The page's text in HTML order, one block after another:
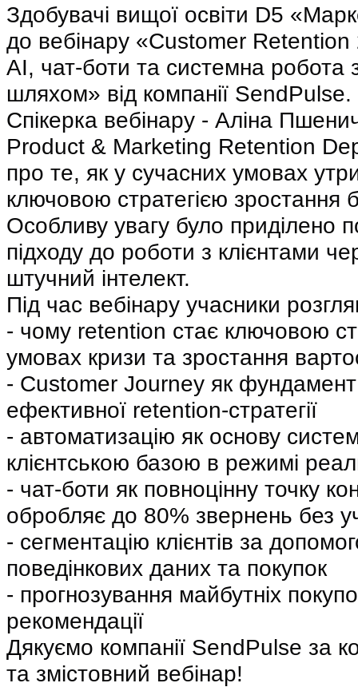
Здобувачі вищої освіти D5
до вебінару «Customer Retention
AI, чат-боти та системна робота
шляхом» від компанії SendPulse.
Спікерка вебінару - Аліна
Product & Marketing Retention
про те, як у сучасних умовах
ключовою стратегією зростання
Особливу увагу було приділено
підходу до роботи з клієнтами
штучний інтелект.
Під час вебінару учасники
- чому retention стає ключовою
умовах кризи та зростання
- Customer Journey як
ефективної retention-стратегії
- автоматизацію як основу
клієнтською базою в режимі
- чат-боти як повноцінну точку
обробляє до 80% звернень без
- сегментацію клієнтів за
поведінкових даних та покупок
- прогнозування майбутніх
рекомендації
Дякуємо компанії SendPulse за
та змістовний вебінар!